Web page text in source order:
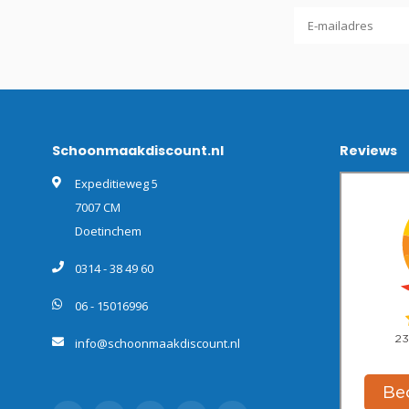
Schoonmaakdiscount.nl
Expeditieweg 5
7007 CM
Doetinchem
0314 - 38 49 60
06 - 15016996
info@schoonmaakdiscount.nl
Reviews